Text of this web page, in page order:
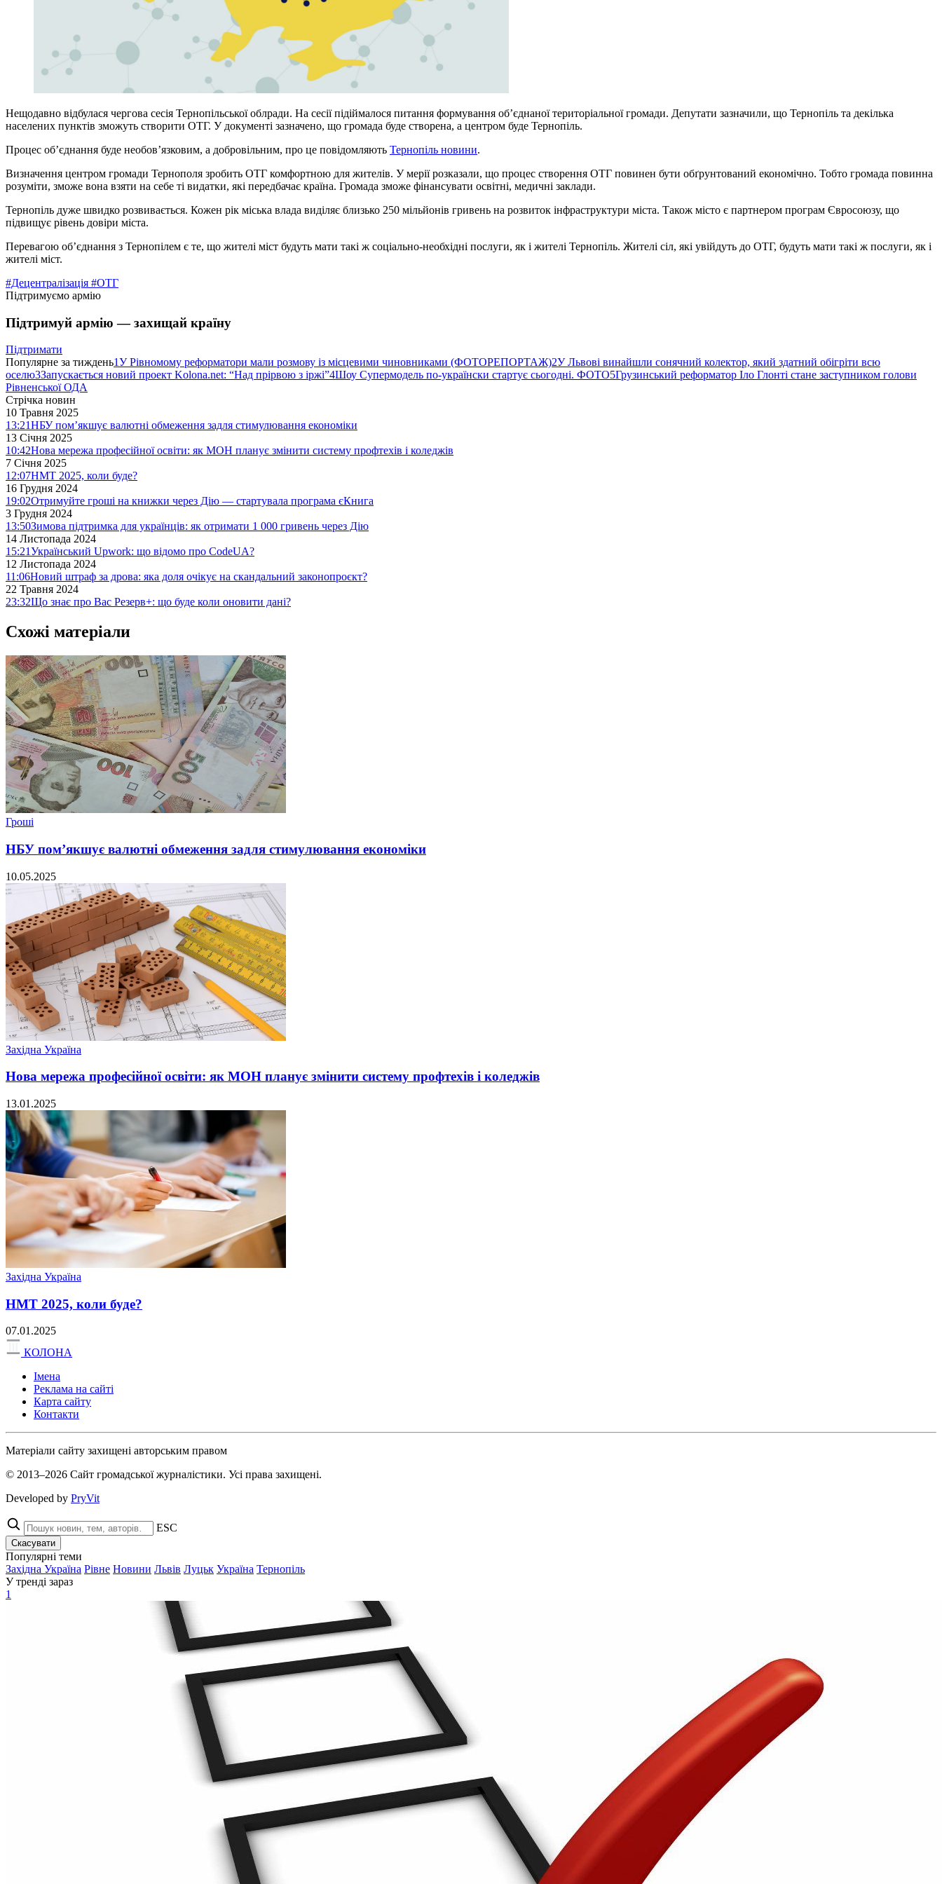
Нещодавно відбулася чергова сесія Тернопільської облради. На сесії підіймалося питання формування об’єднаної територіальної громади. Депутати зазначили, що Тернопіль та декілька
населених пунктів зможуть створити ОТГ. У документі зазначено, що громада буде створена, а центром буде Тернопіль.
Процес об’єднання буде необов’язковим, а добровільним, про це повідомляють Тернопіль новини.
Визначення центром громади Тернополя зробить ОТГ комфортною для жителів. У мерії розказали, що процес створення ОТГ повинен бути обґрунтований економічно. Тобто громада повинна
розуміти, зможе вона взяти на себе ті видатки, які передбачає країна. Громада зможе фінансувати освітні, медичні заклади.
Тернопіль дуже швидко розвивається. Кожен рік міська влада виділяє близько 250 мільйонів гривень на розвиток інфраструктури міста. Також місто є партнером програм Євросоюзу, що
підвищує рівень довіри міста.
Перевагою об’єднання з Тернопілем є те, що жителі міст будуть мати такі ж соціально-необхідні послуги, як і жителі Тернопіль. Жителі сіл, які увійдуть до ОТГ, будуть мати такі ж послуги, як і
жителі міст.
#Децентралізація #ОТГ
Підтримуємо армію
Підтримуй армію — захищай країну
Підтримати
Популярне за тиждень1У Рівномому реформатори мали розмову із місцевими чиновниками (ФОТОРЕПОРТАЖ)2У Львові винайшли сонячний колектор, який здатний обігріти всю
оселю3Запускається новий проект Kolona.net: “Над прірвою з іржі”4Шоу Супермодель по-українски стартує сьогодні. ФОТО5Грузинський реформатор Іло Глонті стане заступником голови
Рівненської ОДА
Стрічка новин
10 Травня 2025
13:21НБУ пом’якшує валютні обмеження задля стимулювання економіки
13 Січня 2025
10:42Нова мережа професійної освіти: як МОН планує змінити систему профтехів і коледжів
7 Січня 2025
12:07НМТ 2025, коли буде?
16 Грудня 2024
19:02Отримуйте гроші на книжки через Дію — стартувала програма єКнига
3 Грудня 2024
13:50Зимова підтримка для українців: як отримати 1 000 гривень через Дію
14 Листопада 2024
15:21Український Upwork: що відомо про CodeUA?
12 Листопада 2024
11:06Новий штраф за дрова: яка доля очікує на скандальний законопроєкт?
22 Травня 2024
23:32Що знає про Вас Резерв+: що буде коли оновити дані?
Схожі матеріали
Гроші
НБУ пом’якшує валютні обмеження задля стимулювання економіки
10.05.2025
Західна Україна
Нова мережа професійної освіти: як МОН планує змінити систему профтехів і коледжів
13.01.2025
Західна Україна
НМТ 2025, коли буде?
07.01.2025
КОЛОНА
Імена
Реклама на сайті
Карта сайту
Контакти
Матеріали сайту захищені авторським правом
© 2013–2026 Сайт громадської журналістики. Усі права захищені.
Developed by PryVit
ESC
Скасувати
Популярні теми
Західна Україна Рівне Новини Львів Луцьк Україна Тернопіль
У тренді зараз
1